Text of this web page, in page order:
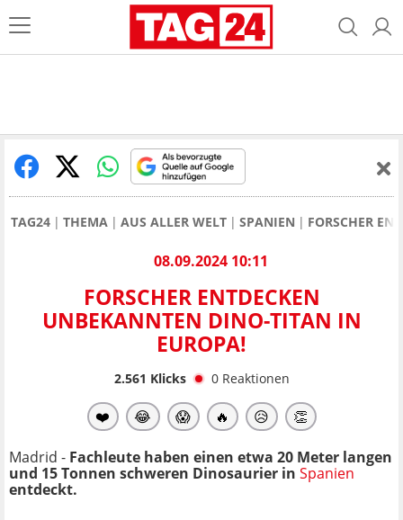
TAG24 THEMA AUS ALLER WELT SPANIEN FORSCHER
08.09.2024 10:11
FORSCHER ENTDECKEN
UNBEKANNTEN DINO-TITAN IN
EUROPA!
2.561 Klicks 0 Reaktionen
❤️ 😂 😱 🔥 😥 👏
Madrid - Fachleute haben einen etwa 20 Meter langen
und 15 Tonnen schweren Dinosaurier in Spanien
entdeckt.